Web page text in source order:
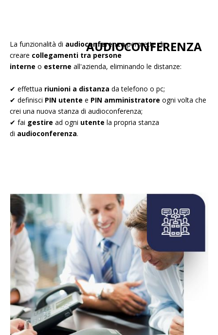
La funzionalità di audioconferenzapermette di
creare collegamenti tra persone
interne o esterne all'azienda, eliminando le distanze:
✔ effettua riunioni a distanza da telefono o pc;
✔ definisci PIN utente e PIN amministratore ogni volta che
crei una nuova stanza di audioconferenza;
✔ fai gestire ad ogni utente la propria stanza
di audioconferenza.
AUDIOCONFERENZA